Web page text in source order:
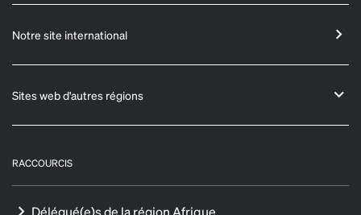
Notre site international
Sites web d'autres régions
RACCOURCIS
Délégué(e)s de la région Afrique